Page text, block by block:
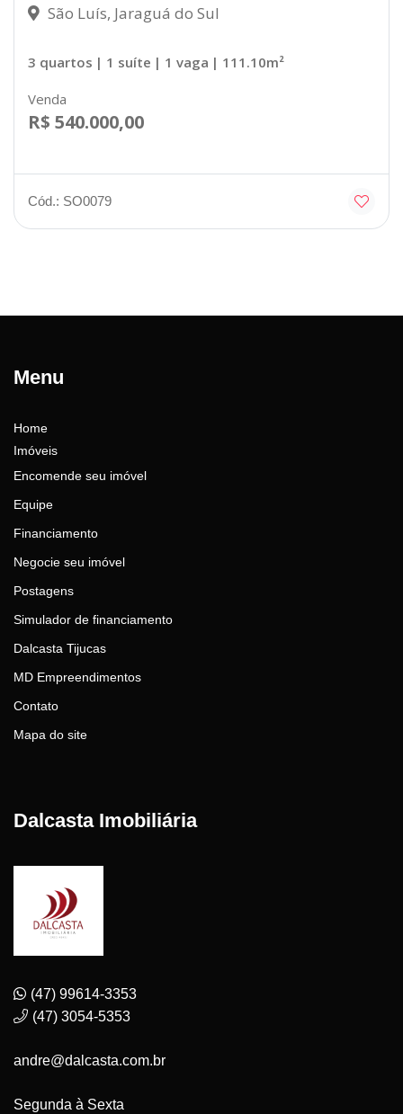
São Luís, Jaraguá do Sul
3 quartos | 1 suíte | 1 vaga | 111.10m²
Venda
R$ 540.000,00
Cód.: SO0079
Menu
Home
Imóveis
Encomende seu imóvel
Equipe
Financiamento
Negocie seu imóvel
Postagens
Simulador de financiamento
Dalcasta Tijucas
MD Empreendimentos
Contato
Mapa do site
Dalcasta Imobiliária
(47) 99614-3353
(47) 3054-5353
andre@dalcasta.com.br
Segunda à Sexta